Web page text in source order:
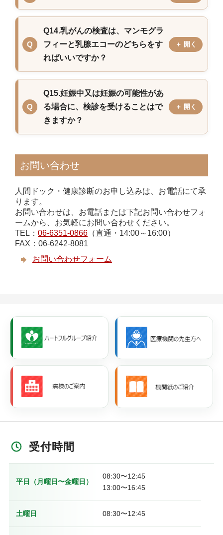
Q14.乳がんの検査は、マンモグラ
フィーと乳腺エコーのどちらをす
ればいいですか？
Q15.妊娠中又は妊娠の可能性があ
る場合に、検診を受けることはで
きますか？
お問い合わせ
人間ドック・健康診断のお申し込みは、お電話にて承
ります。
お問い合わせは、お電話または下記お問い合わせフォ
ームから、お気軽にお問い合わせください。
TEL： 06-6351-0866 （直通・14:00～16:00）
FAX：06-6242-8081
お問い合わせフォーム
受付時間
平日（月曜日〜金曜日）
08:30〜12:45
13:00〜16:45
土曜日 08:30〜12:45